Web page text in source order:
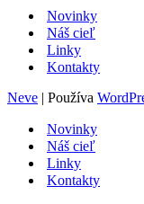
Novinky
Náš cieľ
Linky
Kontakty
Neve | Používa
Novinky
Náš cieľ
Linky
Kontakty